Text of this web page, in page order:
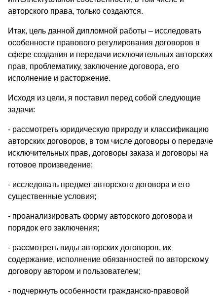
авторского права, только создаются.
Итак, цель данной дипломной работы – исследовать
особенности правового регулирования договоров в
сфере создания и передачи исключительных авторских
прав, проблематику, заключение договора, его
исполнение и расторжение.
Исходя из цели, я поставил перед собой следующие
задачи:
- рассмотреть юридическую природу и классификацию
авторских договоров, в том числе договоры о передаче
исключительных прав, договоры заказа и договоры на
готовое произведение;
- исследовать предмет авторского договора и его
существенные условия;
- проанализировать форму авторского договора и
порядок его заключения;
- рассмотреть виды авторских договоров, их
содержание, исполнение обязанностей по авторскому
договору автором и пользователем;
- подчеркнуть особенности гражданско-правовой